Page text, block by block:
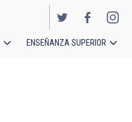
ENSEÑANZA SUPERIOR